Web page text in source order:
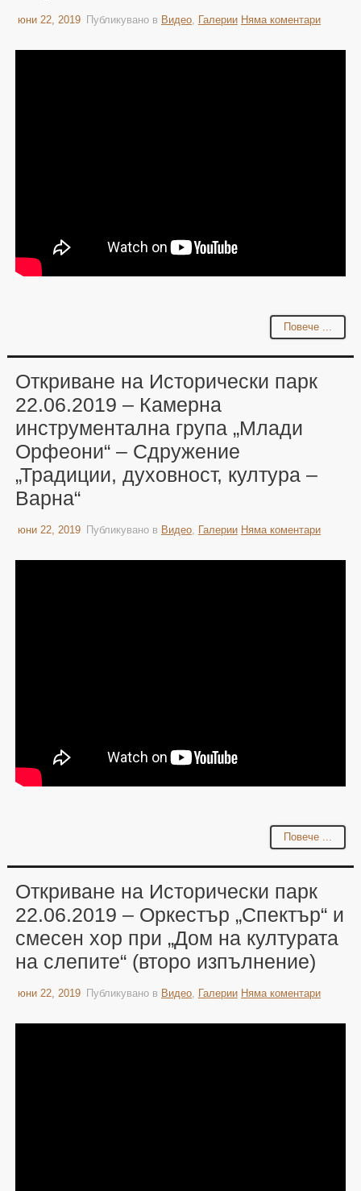
юни 22, 2019 Публикувано в Видео, Галерии Няма коментари
Повече ...
Откриване на Исторически парк
22.06.2019 – Камерна
инструментална група „Млади
Орфеони“ – Сдружение
„Традиции, духовност, култура –
Варна“
юни 22, 2019 Публикувано в Видео, Галерии Няма коментари
Повече ...
Откриване на Исторически парк
22.06.2019 – Оркестър „Спектър“ и
смесен хор при „Дом на културата
на слепите“ (второ изпълнение)
юни 22, 2019 Публикувано в Видео, Галерии Няма коментари